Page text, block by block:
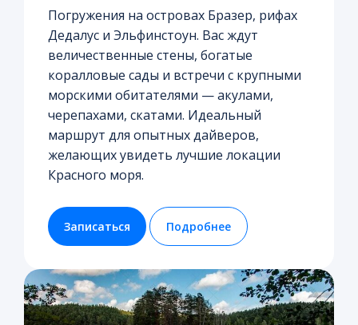
Погружения на островах Бразер, рифах
Дедалус и Эльфинстоун. Вас ждут
величественные стены, богатые
коралловые сады и встречи с крупными
морскими обитателями — акулами,
черепахами, скатами. Идеальный
маршрут для опытных дайверов,
желающих увидеть лучшие локации
Красного моря.
Записаться Подробнее